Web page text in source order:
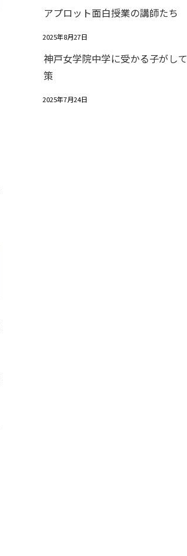
アプロット面白授業の講師たち
2025年8月27日
神戸女学院中学に受かる子がし
策
2025年7月24日